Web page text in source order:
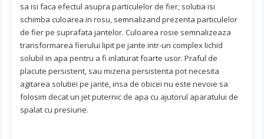
sa isi faca efectul asupra particulelor de fier, solutia isi
schimba culoarea in rosu, semnalizand prezenta particulelor
de fier pe suprafata jantelor. Culoarea rosie semnalizeaza
transformarea fierului lipit pe jante intr-un complex lichid
solubil in apa pentru a fi inlaturat foarte usor. Praful de
placute persistent, sau mizeria persistenta pot necesita
agitarea solutiei pe jante, insa de obicei nu este nevoie sa
folosim decat un jet puternic de apa cu ajutorul aparatului de
spalat cu presiune.